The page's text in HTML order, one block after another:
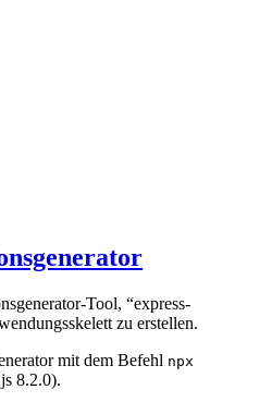
Tool, “express-
zu erstellen.
mit dem Befehl npx
8.2.0).